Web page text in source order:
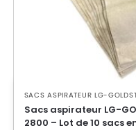
LG-
LG-
LG-
GOLDSTAR
LG-
SACS ASPIRATEUR LG-
Sacs aspirateur LG-
2800 – Lot de 10 sacs